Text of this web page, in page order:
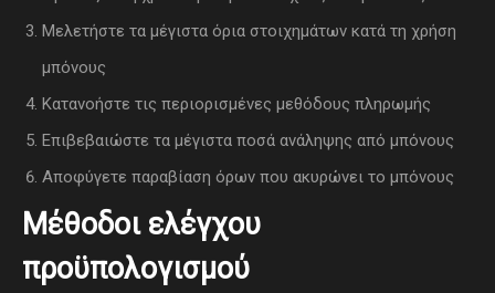
Μελετήστε τα μέγιστα όρια στοιχημάτων κατά τη χρήση
μπόνους
Κατανοήστε τις περιορισμένες μεθόδους πληρωμής
Επιβεβαιώστε τα μέγιστα ποσά ανάληψης από μπόνους
Αποφύγετε παραβίαση όρων που ακυρώνει το μπόνους
Μέθοδοι ελέγχου
προϋπολογισμού